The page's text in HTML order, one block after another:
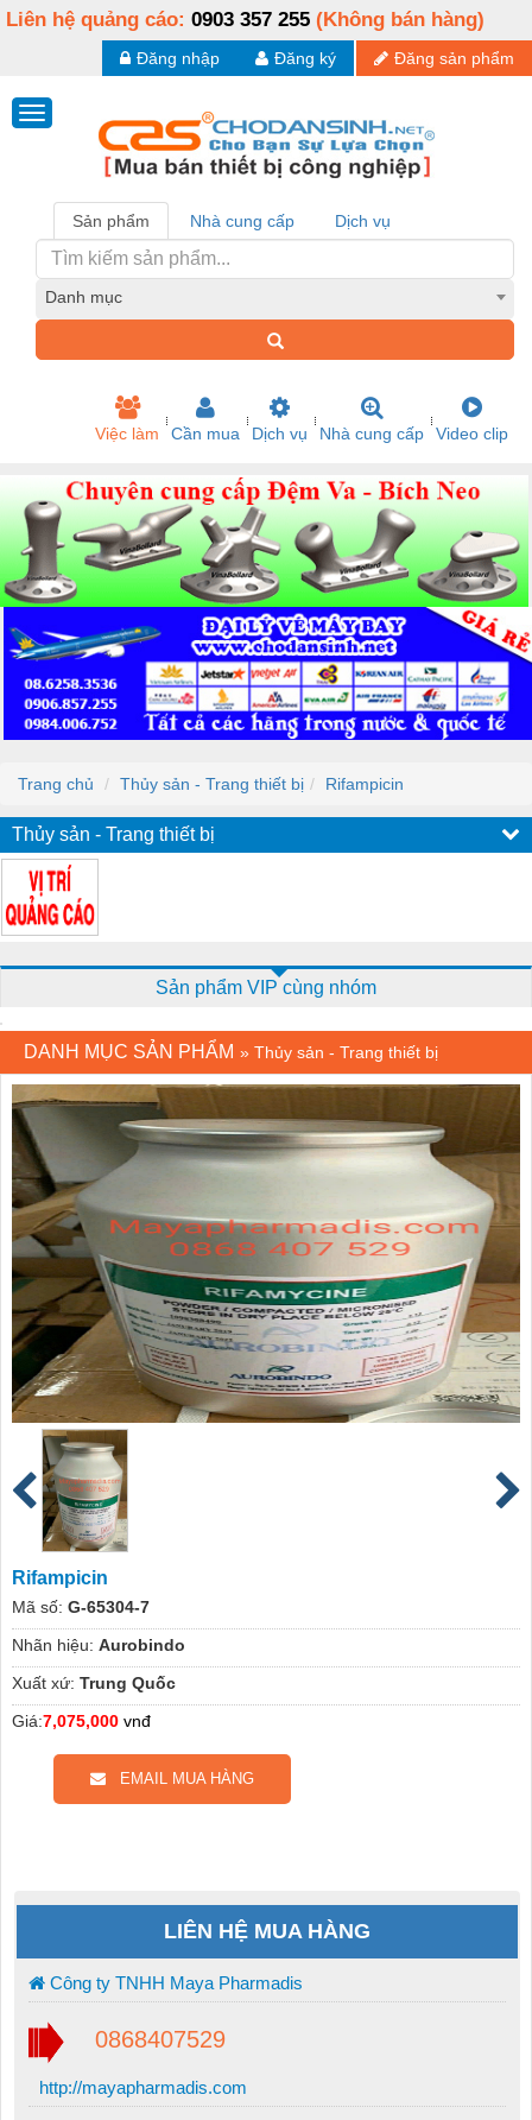
Liên hệ quảng cáo: 0903 357 255 (Không bán hàng)
Đăng sản phẩm
Đăng ký
Đăng nhập
Sản phẩm Nhà cung cấp Dịch vụ
Danh mục
Việc làm Cần mua Dịch vụ Nhà cung cấp Video clip
Trang chủ Thủy sản - Trang thiết bị Rifampicin
Thủy sản - Trang thiết bị
Sản phẩm VIP cùng nhóm
DANH MỤC SẢN PHẨM » Thủy sản - Trang thiết bị
Rifampicin
Mã số: G-65304-7
Nhãn hiệu: Aurobindo
Xuất xứ: Trung Quốc
Giá:7,075,000 vnđ
EMAIL MUA HÀNG
LIÊN HỆ MUA HÀNG
Công ty TNHH Maya Pharmadis
0868407529
http://mayapharmadis.com